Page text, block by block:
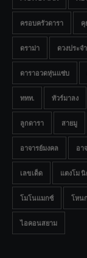
ครอบครัวดารา คุ
ดราม่า ดวงประจ
ดาราอวดหุ่นแซ่บ
ททท. ทัวร์มาลง
ลูกดารา สายมู
อาจารย์มงคล อา
เลขเด็ด แตงโม
โมโนแมกซ์ โหน
ไอคอนสยาม